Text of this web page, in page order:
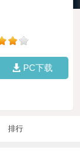
PC下载
排行